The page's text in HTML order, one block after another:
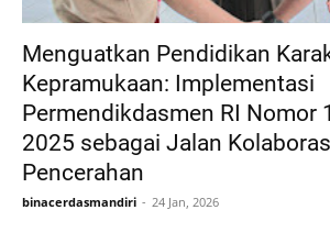
Menguatkan Pendidikan
Kepramukaan: Implementasi
Permendikdasmen RI Nomor
2025 sebagai Jalan
Pencerahan
binacerdasmandiri 24 Jan, 2026